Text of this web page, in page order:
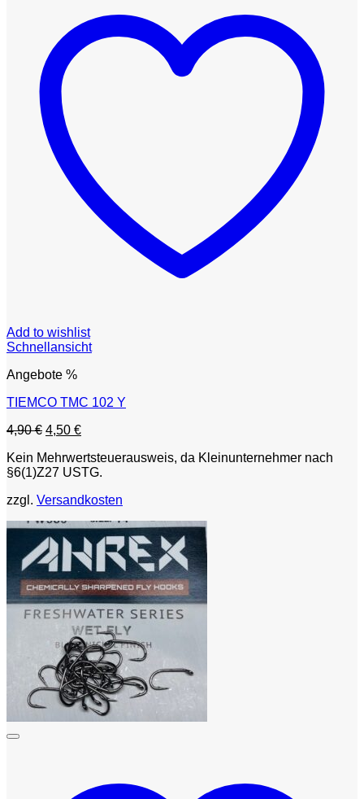
Add to wishlist
Schnellansicht
Angebote %
TIEMCO TMC 102 Y
4,90€ Ursprünglicher
war:
4,90 €
4,50 €Aktueller
ist:
4,50 €.
Kein Mehrwertsteuerausweis, da Kleinunternehmer nach
§6(1)Z27 USTG.
zzgl. Versandkosten